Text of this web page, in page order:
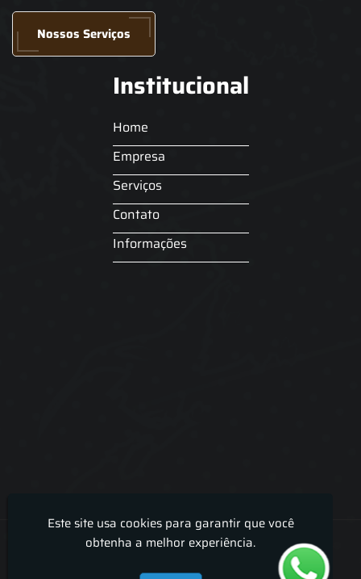
Nossos Serviços
Institucional
Home
Empresa
Serviços
Contato
Informações
Lira Luz Decor - Cortinas sob medidas e persianas
Este site usa cookies para garantir que você
obtenha a melhor experiência.